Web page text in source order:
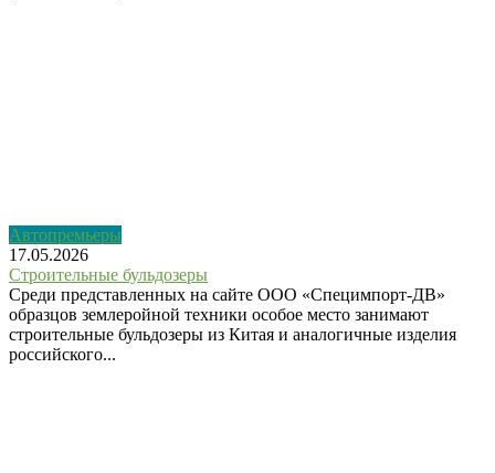
Автопремьеры
17.05.2026
Строительные бульдозеры
Среди представленных на сайте ООО «Специмпорт-ДВ»
образцов землеройной техники особое место занимают
строительные бульдозеры из Китая и аналогичные изделия
российского...